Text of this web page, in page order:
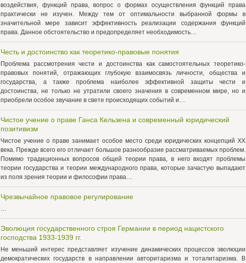
воздействия, функций права, вопрос о формах осуществления функций права
практически не изучен. Между тем от оптимальности выбранной формы в
значительной мере зависит эффективность реализации содержания функций
права. Данное обстоятельство и предопределяет необходимость…
Честь и достоинство как теоретико-правовые понятия
Проблема рассмотрения чести и достоинства как самостоятельных теоретико-
правовых понятий, отражающих глубокую взаимосвязь личности, общества и
государства, а также проблема наиболее эффективной защиты чести и
достоинства, не только не утратили своего значения в современном мире, но и
приобрели особое звучание в свете происходящих событий и…
Чистое учение о праве Ганса Кельзена и современный юридический
позитивизм
Чистое учение о праве занимает особое место среди юридических концепций XX
века. Прежде всего его отличает большое разнообразие рассматриваемых проблем.
Помимо традиционных вопросов общей теории права, в него входят проблемы
теории государства и теории международного права, которые зачастую выпадают
из поля зрения теории и философии права…
Чрезвычайное правовое регулирование
…
Эволюция государственного строя Германии в период нацистского
господства 1933-1939 гг.
Не меньший интерес представляет изучение динамических процессов эволюции
демократических государств в направлении авторитаризма и тоталитаризма. В